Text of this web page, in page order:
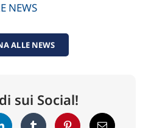
NEWS
ALLE NEWS
sui Social!